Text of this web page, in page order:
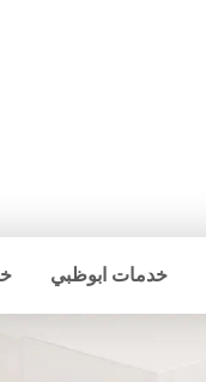
خدمات ابوظبي